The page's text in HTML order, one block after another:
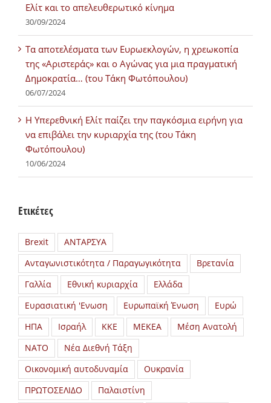
Ελίτ και το απελευθερωτικό κίνημα
30/09/2024
Τα αποτελέσματα των Ευρωεκλογών, η χρεωκοπία
της «Αριστεράς» και ο Αγώνας για μια πραγματική
Δημοκρατία… (του Τάκη Φωτόπουλου)
06/07/2024
H Υπερεθνική Ελίτ παίζει την παγκόσμια ειρήνη για
να επιβάλει την κυριαρχία της (του Τάκη
Φωτόπουλου)
10/06/2024
Ετικέτες
Brexit
ΑΝΤΑΡΣΥΑ
Ανταγωνιστικότητα / Παραγωγικότητα
Βρετανία
Γαλλία
Εθνική κυριαρχία
Ελλάδα
Ευρασιατική 'Ενωση
Ευρωπαϊκή Ένωση
Ευρώ
ΗΠΑ
Ισραήλ ΚΚΕ ΜΕΚΕΑ
Μέση Ανατολή
ΝΑΤΟ
Νέα Διεθνή Τάξη
Οικονομική αυτοδυναμία
Ουκρανία
ΠΡΩΤΟΣΕΛΙΔΟ
Παλαιστίνη